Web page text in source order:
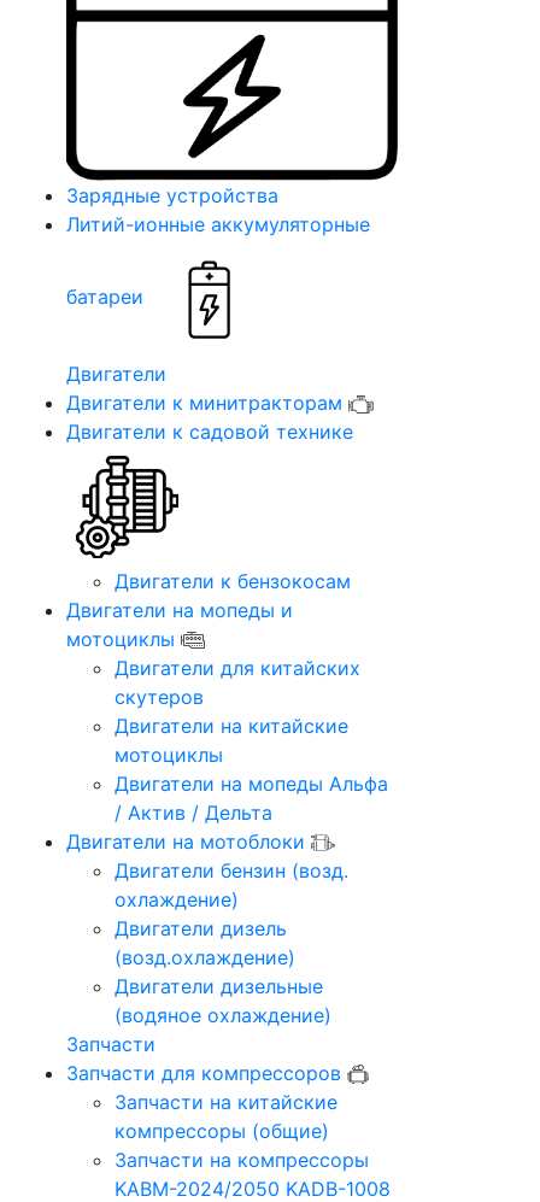
Зарядные устройства
Литий-ионные аккумуляторные
батареи
Двигатели
Двигатели к минитракторам
Двигатели к садовой технике
Двигатели к бензокосам
Двигатели на мопеды и
мотоциклы
Двигатели для китайских
скутеров
Двигатели на китайские
мотоциклы
Двигатели на мопеды Альфа
/ Актив / Дельта
Двигатели на мотоблоки
Двигатели бензин (возд.
охлаждение)
Двигатели дизель
(возд.охлаждение)
Двигатели дизельные
(водяное охлаждение)
Запчасти
Запчасти для компрессоров
Запчасти на китайские
компрессоры (общие)
Запчасти на компрессоры
KABM-2024/2050 KADB-1008